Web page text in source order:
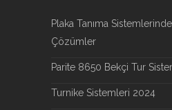
Plaka Tanıma
Çözümler
Parite 8650 Bekçi Tur
Turnike Sistemleri 2024